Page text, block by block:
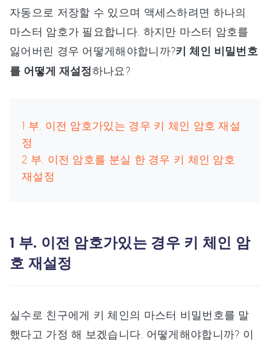
자동으로 저장할 수 있으며 액세스하려면 하나의
마스터 암호가 필요합니다. 하지만 마스터 암호를
잃어버린 경우 어떻게해야합니까?키 체인 비밀번호
를 어떻게 재설정하나요?
1 부. 이전 암호가있는 경우 키 체인 암호 재설
정
2 부. 이전 암호를 분실 한 경우 키 체인 암호
재설정
1 부. 이전 암호가있는 경우 키 체인 암
호 재설정
실수로 친구에게 키 체인의 마스터 비밀번호를 말
했다고 가정 해 보겠습니다. 어떻게해야합니까? 이